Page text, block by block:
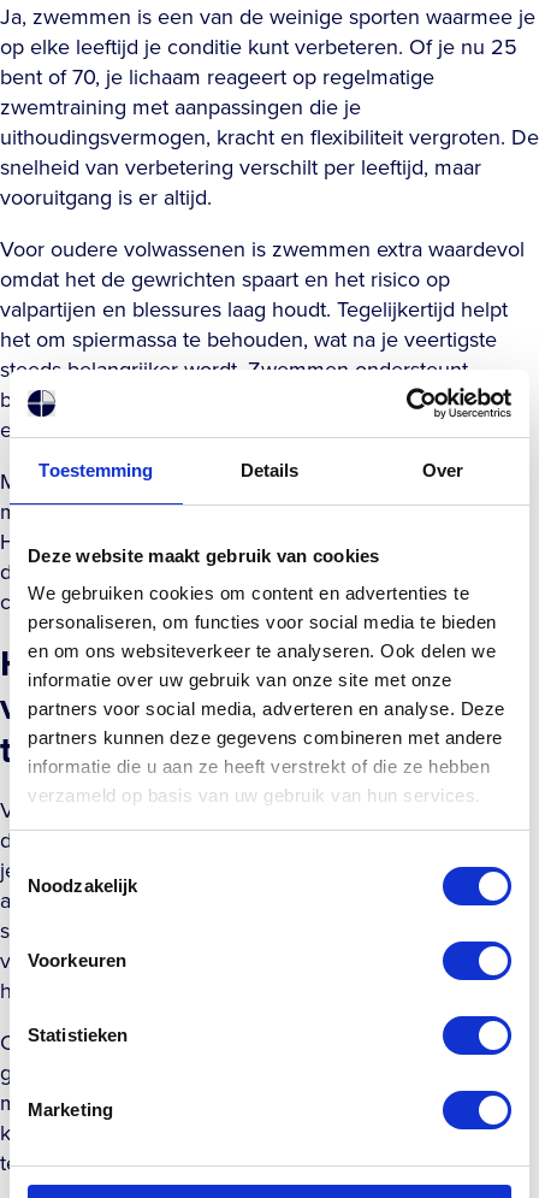
Toestemming Details Over
Deze website maakt gebruik van cookies
We gebruiken cookies om content en advertenties te
personaliseren, om functies voor social media te bieden
en om ons websiteverkeer te analyseren. Ook delen we
informatie over uw gebruik van onze site met onze
partners voor social media, adverteren en analyse. Deze
partners kunnen deze gegevens combineren met andere
informatie die u aan ze heeft verstrekt of die ze hebben
verzameld op basis van uw gebruik van hun services.
Noodzakelijk
Voorkeuren
Statistieken
Marketing
Ja, zwemmen is een van de weinige sporten waarmee je
op elke leeftijd je conditie kunt verbeteren. Of je nu 25
bent of 70, je lichaam reageert op regelmatige
zwemtraining met aanpassingen die je
uithoudingsvermogen, kracht en flexibiliteit vergroten. De
snelheid van verbetering verschilt per leeftijd, maar
vooruitgang is er altijd.
Voor oudere volwassenen is zwemmen extra waardevol
omdat het de gewrichten spaart en het risico op
valpartijen en blessures laag houdt. Tegelijkertijd helpt
het om spiermassa te behouden, wat na je veertigste
steeds belangrijker wordt. Zwemmen ondersteunt
bovendien de balans en coördinatie, wat bijdraagt aan
een actief en zelfstandig leven op latere leeftijd.
Mensen die op latere leeftijd beginnen met zwemmen,
merken vaak dat ze sneller vooruitgaan dan verwacht.
Het lichaam is veerkrachtiger dan we soms denken, en
de lage impact van zwemmen maakt het makkelijker om
consistent te blijven zonder overbelasting.
Hoe maak je van zwemmen een
vaste gewoonte voor de lange
termijn?
Van zwemmen een vaste gewoonte maken lukt het best
door het laagdrempelig te houden en het in te passen in
je bestaande routine. Plan vaste zwemmomenten in je
agenda, kies een locatie die makkelijk bereikbaar is en
stel realistische doelen. Een zwembad in je eigen tuin
verlaagt de drempel nog verder, omdat je geen reistijd
hebt en op elk moment kunt gaan zwemmen.
Consistentie bouw je op door klein te beginnen. Stel
geen ambitieuze doelen die je na twee weken al loslaat,
maar kies voor een schema dat je ook op drukke dagen
kunt volhouden. Zelfs een korte sessie van 20 minuten
telt mee en houdt de gewoonte levend.